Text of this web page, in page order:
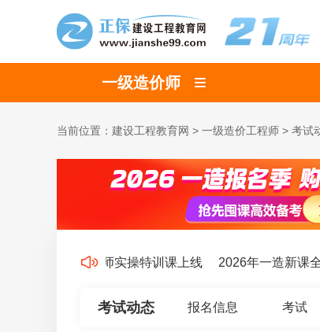
一级造价师
当前位置： 建设工程教育网 > 一级造价工程师 > 考试
2026年造价师实操特训课上线 2026年一造新课全
考试动态 报名信息 考试